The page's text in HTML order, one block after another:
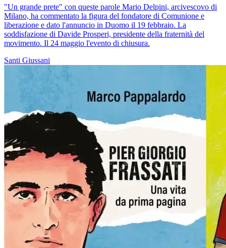
"Un grande prete" con queste parole Mario Delpini, arcivescovo di
Milano, ha commentato la figura del fondatore di Comunione e
liberazione e dato l'annuncio in Duomo il 19 febbraio. La
soddisfazione di Davide Prosperi, presidente della fraternità del
movimento. Il 24 maggio l'evento di chiusura.
Santi Giussani